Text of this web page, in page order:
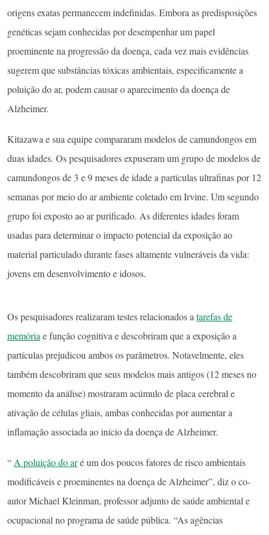
origens exatas permanecem indefinidas. Embora as predisposições
genéticas sejam conhecidas por desempenhar um papel
proeminente na progressão da doença, cada vez mais evidências
sugerem que substâncias tóxicas ambientais, especificamente a
poluição do ar, podem causar o aparecimento da doença de
Alzheimer.
Kitazawa e sua equipe compararam modelos de camundongos em
duas idades. Os pesquisadores expuseram um grupo de modelos de
camundongos de 3 e 9 meses de idade a partículas ultrafinas por 12
semanas por meio do ar ambiente coletado em Irvine. Um segundo
grupo foi exposto ao ar purificado. As diferentes idades foram
usadas para determinar o impacto potencial da exposição ao
material particulado durante fases altamente vulneráveis ​​da vida:
jovens em desenvolvimento e idosos.
Os pesquisadores realizaram testes relacionados a tarefas de
memória e função cognitiva e descobriram que a exposição a
partículas prejudicou ambos os parâmetros. Notavelmente, eles
também descobriram que seus modelos mais antigos (12 meses no
momento da análise) mostraram acúmulo de placa cerebral e
ativação de células gliais, ambas conhecidas por aumentar a
inflamação associada ao início da doença de Alzheimer.
“ A poluição do aré um dos poucos fatores de risco ambientais
modificáveis ​​e proeminentes na doença de Alzheimer”, diz o co-
autor Michael Kleinman, professor adjunto de saúde ambiental e
ocupacional no programa de saúde pública. “As agências